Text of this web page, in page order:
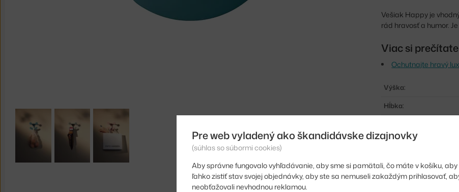
Vešiak Happy je
rád hravosť a humor.
Viac si
Ochutnajte hravý
Výška:
Hĺbka:
Farba:
Materiál:
Typ vešiaku:
Pre web vyladený ako škandidávske dizajnovky
(súhlas so súbormi cookies)
Aby správne fungovalo vyhľadávanie, aby sme si pamätali, čo máte v košíku,
ľahko zistiť stav svojej objednávky, aby ste sa nemuseli zakaždým prihlasovať,
neobťažovali nevhodnou reklamou.